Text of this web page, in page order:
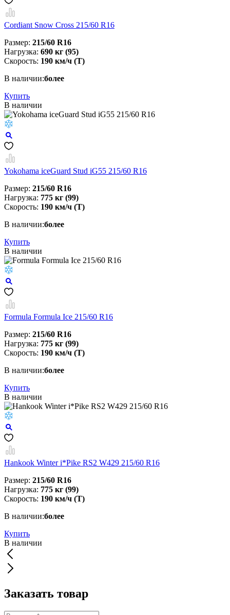
Cordiant Snow Cross 215/60 R16
Размер: 215/60 R16
Нагрузка: 690 кг (95)
Скорость: 190 км/ч (T)
В наличии:более
Купить
В наличии
Yokohama iceGuard Stud iG55 215/60 R16
Размер: 215/60 R16
Нагрузка: 775 кг (99)
Скорость: 190 км/ч (T)
В наличии:более
Купить
В наличии
Formula Formula Ice 215/60 R16
Размер: 215/60 R16
Нагрузка: 775 кг (99)
Скорость: 190 км/ч (T)
В наличии:более
Купить
В наличии
Hankook Winter i*Pike RS2 W429 215/60 R16
Размер: 215/60 R16
Нагрузка: 775 кг (99)
Скорость: 190 км/ч (T)
В наличии:более
Купить
В наличии
Заказать товар